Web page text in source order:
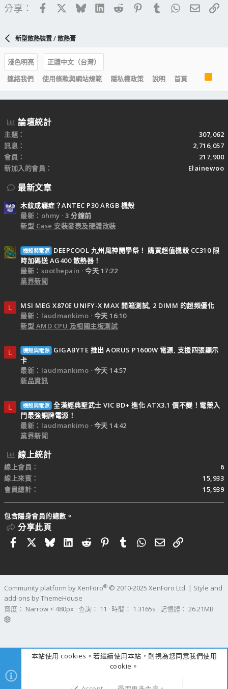
分享： FacebookBlueskyLinkedIn
Reddit PinterestTumblrWhatsApp
電子
新型散熱裝置 / 散熱膏
淺色明亮
正體中文（台灣）
連絡我們
使用條款與網站規範 隱私權政策 說明 首頁
R
S
S
論壇統計
主題
307,062
訊息
2,716,057
會員
217,900
新加入的會員
Elainewoo
最新文章
木紋成癮症？ANTEC P30 ARGB 機殼
最新：ohmy
3 分鐘前
新型 Case 安裝發表及硬體改裝
機殼與電源
DEEPCOOL 九州風神開學祭！ 購買超值機殼 CC310 限
時加碼送 AG400 散熱器！
最新：soothepain
今天 17:22
業界新聞
L
MSI MEG X870E UNIFY-X MAX 開箱測試, 2 DIMM 的超頻優化
最新：laudmankimo
今天 16:10
新型 AMD CPU 及相關主板測試
L 機殼與電源
GIGABYTE 推出 AORUS P1600W 電源, 支援四張顯示
卡
最新：laudmankimo
今天 14:57
新品資訊
L 機殼與電源 全漢經典聖武士 VIC BD+ 進化 ATX3.1 價不變！電競入
門最強銅牌電源！
最新：laudmankimo
今天 14:42
業界新聞
線上統計
線上會員
6
線上來賓
15,933
會員總計
15,939
包含隱身會員的總數。
分享此頁
FacebookBlueskyLinkedIn
RedditPinterestTumblrWhatsApp
電子郵件
連結
Community platform by XenForo® © 2010-2025 XenForo Ltd. | Style and
add-ons by ThemeHouse
寬度
查詢 11 時間 1.3165s 記憶體 26.21MB
本站使用 cookies。若繼續使用本站，則視為您同意我們使用
cookie。